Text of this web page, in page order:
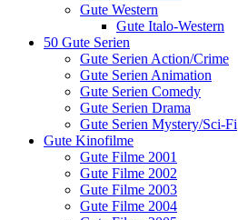
Gute Western
Gute Italo-Western
50 Gute Serien
Gute Serien Action/Crime
Gute Serien Animation
Gute Serien Comedy
Gute Serien Drama
Gute Serien Mystery/Sci-Fi
Gute Kinofilme
Gute Filme 2001
Gute Filme 2002
Gute Filme 2003
Gute Filme 2004